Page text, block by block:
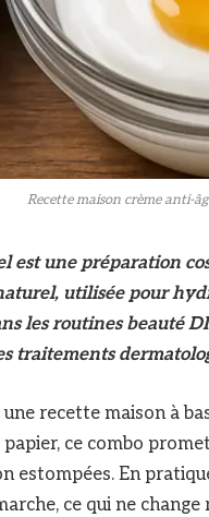
Recette maison crème anti-
est une préparation
utilisée pour
les routines beauté
traitements
recette maison à
ce combo
estompées. En
ce qui ne